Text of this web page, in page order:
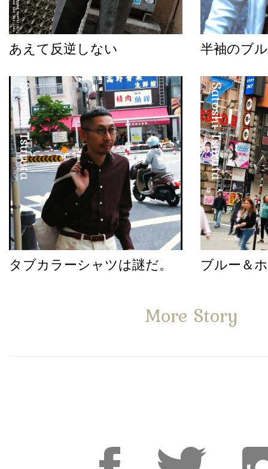
あえて反逆しない 半袖のブ
Satoshi Tsuruta
タブカラーシャツは謎だ。
Satoshi Tsuruta
ブルー＆
More Story